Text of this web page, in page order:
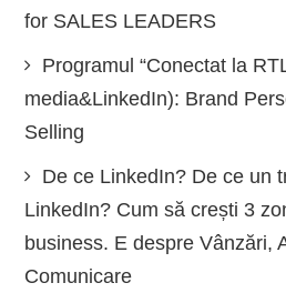
for SALES LEADERS
Programul “Conectat la
media&LinkedIn): Brand
Selling
De ce LinkedIn? De ce un
LinkedIn? Cum să crești 3
business. E despre Vânzări,
Comunicare